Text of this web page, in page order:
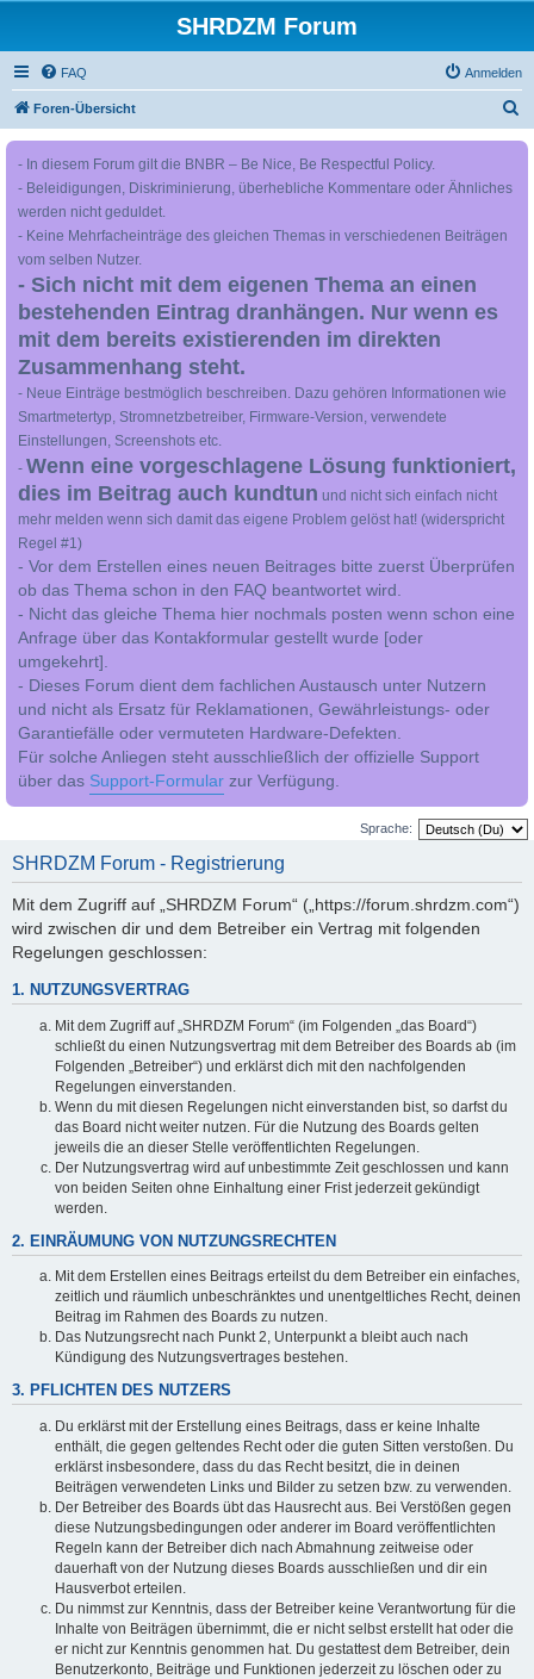
SHRDZM Forum
FAQ Anmelden
Foren-Übersicht
- In diesem Forum gilt die BNBR – Be Nice, Be Respectful Policy.
- Beleidigungen, Diskriminierung, überhebliche Kommentare oder Ähnliches
werden nicht geduldet.
- Keine Mehrfacheinträge des gleichen Themas in verschiedenen Beiträgen
vom selben Nutzer.
- Sich nicht mit dem eigenen Thema an einen
bestehenden Eintrag dranhängen. Nur wenn es
mit dem bereits existierenden im direkten
Zusammenhang steht.
- Neue Einträge bestmöglich beschreiben. Dazu gehören Informationen wie
Smartmetertyp, Stromnetzbetreiber, Firmware-Version, verwendete
Einstellungen, Screenshots etc.
- Wenn eine vorgeschlagene Lösung funktioniert,
dies im Beitrag auch kundtun und nicht sich einfach nicht
mehr melden wenn sich damit das eigene Problem gelöst hat! (widerspricht
Regel #1)
- Vor dem Erstellen eines neuen Beitrages bitte zuerst Überprüfen
ob das Thema schon in den FAQ beantwortet wird.
- Nicht das gleiche Thema hier nochmals posten wenn schon eine
Anfrage über das Kontakformular gestellt wurde [oder
umgekehrt].
- Dieses Forum dient dem fachlichen Austausch unter Nutzern
und nicht als Ersatz für Reklamationen, Gewährleistungs- oder
Garantiefälle oder vermuteten Hardware-Defekten.
Für solche Anliegen steht ausschließlich der offizielle Support
über das Support-Formular zur Verfügung.
Sprache:
SHRDZM Forum - Registrierung
Mit dem Zugriff auf „SHRDZM Forum“ („https://forum.shrdzm.com“)
wird zwischen dir und dem Betreiber ein Vertrag mit folgenden
Regelungen geschlossen:
1. NUTZUNGSVERTRAG
Mit dem Zugriff auf „SHRDZM Forum“ (im Folgenden „das Board“)
schließt du einen Nutzungsvertrag mit dem Betreiber des Boards ab (im
Folgenden „Betreiber“) und erklärst dich mit den nachfolgenden
Regelungen einverstanden.
Wenn du mit diesen Regelungen nicht einverstanden bist, so darfst du
das Board nicht weiter nutzen. Für die Nutzung des Boards gelten
jeweils die an dieser Stelle veröffentlichten Regelungen.
Der Nutzungsvertrag wird auf unbestimmte Zeit geschlossen und kann
von beiden Seiten ohne Einhaltung einer Frist jederzeit gekündigt
werden.
2. EINRÄUMUNG VON NUTZUNGSRECHTEN
Mit dem Erstellen eines Beitrags erteilst du dem Betreiber ein einfaches,
zeitlich und räumlich unbeschränktes und unentgeltliches Recht, deinen
Beitrag im Rahmen des Boards zu nutzen.
Das Nutzungsrecht nach Punkt 2, Unterpunkt a bleibt auch nach
Kündigung des Nutzungsvertrages bestehen.
3. PFLICHTEN DES NUTZERS
Du erklärst mit der Erstellung eines Beitrags, dass er keine Inhalte
enthält, die gegen geltendes Recht oder die guten Sitten verstoßen. Du
erklärst insbesondere, dass du das Recht besitzt, die in deinen
Beiträgen verwendeten Links und Bilder zu setzen bzw. zu verwenden.
Der Betreiber des Boards übt das Hausrecht aus. Bei Verstößen gegen
diese Nutzungsbedingungen oder anderer im Board veröffentlichten
Regeln kann der Betreiber dich nach Abmahnung zeitweise oder
dauerhaft von der Nutzung dieses Boards ausschließen und dir ein
Hausverbot erteilen.
Du nimmst zur Kenntnis, dass der Betreiber keine Verantwortung für die
Inhalte von Beiträgen übernimmt, die er nicht selbst erstellt hat oder die
er nicht zur Kenntnis genommen hat. Du gestattest dem Betreiber, dein
Benutzerkonto, Beiträge und Funktionen jederzeit zu löschen oder zu